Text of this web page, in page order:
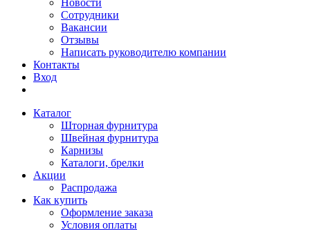
Новости
Сотрудники
Вакансии
Отзывы
Написать руководителю компании
Контакты
Вход
Каталог
Шторная фурнитура
Швейная фурнитура
Карнизы
Каталоги, брелки
Акции
Распродажа
Как купить
Оформление заказа
Условия оплаты